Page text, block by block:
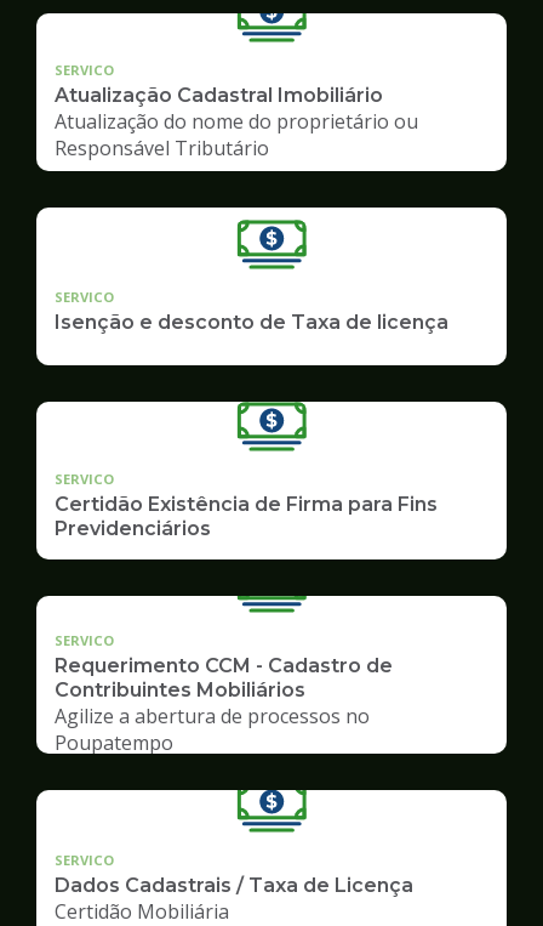
SERVICO
Atualização Cadastral Imobiliário
Atualização do nome do proprietário ou
Responsável Tributário
SERVICO
Isenção e desconto de Taxa de licença
SERVICO
Certidão Existência de Firma para Fins
Previdenciários
SERVICO
Requerimento CCM - Cadastro de
Contribuintes Mobiliários
Agilize a abertura de processos no
Poupatempo
SERVICO
Dados Cadastrais / Taxa de Licença
Certidão Mobiliária